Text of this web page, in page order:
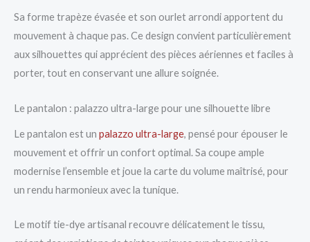
Sa forme trapèze évasée et son ourlet arrondi apportent du
mouvement à chaque pas. Ce design convient particulièrement
aux silhouettes qui apprécient des pièces aériennes et faciles à
porter, tout en conservant une allure soignée.
Le pantalon : palazzo ultra-large pour une silhouette libre
Le pantalon est un palazzo ultra-large, pensé pour épouser le
mouvement et offrir un confort optimal. Sa coupe ample
modernise l’ensemble et joue la carte du volume maîtrisé, pour
un rendu harmonieux avec la tunique.
Le motif tie-dye artisanal recouvre délicatement le tissu,